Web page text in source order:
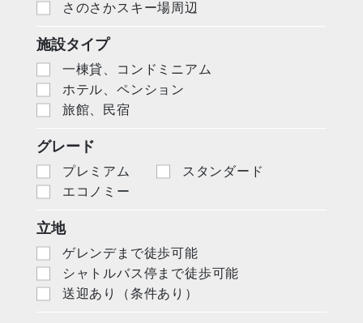
さのさかスキー場周辺
施設タイプ
一棟貸、コンドミニアム
ホテル、ペンション
旅館、民宿
グレード
プレミアム
スタンダード
エコノミー
立地
ゲレンデまで徒歩可能
シャトルバス停まで徒歩可能
送迎あり（条件あり）